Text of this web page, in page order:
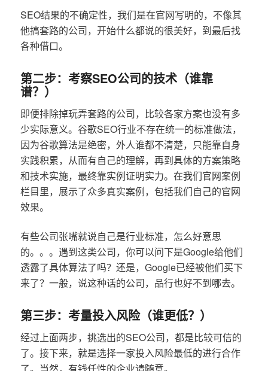
SEO结果的不确定性，我们是在官网写明的，不像其
他搞套路的公司，开始什么都说的很美好，到最后找
各种借口。
第二步：考察SEO公司的技术（谁靠
谱？）
即便排除掉玩弄套路的公司，比较各家方案也没有多
少实际意义。谷歌SEO行业不存在统一的标准做法，
因为谷歌算法是绝密，外人谁都不清楚，只能靠自身
实践积累，从而有自己的理解，再到具体的方案策略
和技术实施，最终靠实例证明实力。在我们官网案例
栏目里，展示了众多真实案例，包括我们自己的官网
效果。
有些公司张嘴就说自己是行业标准，怎么好意思
的。。。遇到这类公司，你可以问下是Google给他们
透露了具体算法了吗？还是，Google已经被他们买下
来了？一般，说这种话的公司，品行也好不到哪去。
第三步：考量投入风险（谁更低？）
经过上面两步，挑选出的SEO公司，都是比较可信的
了。接下来，就是选择一家投入风险最低的进行合作